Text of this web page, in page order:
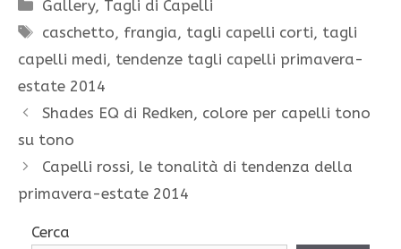
Gallery, Tagli di Capelli
Tag
caschetto, frangia, tagli capelli corti, tagli
capelli medi, tendenze tagli capelli primavera-
estate 2014
Shades EQ di Redken, colore per capelli tono
su tono
Capelli rossi, le tonalità di tendenza della
primavera-estate 2014
Cerca